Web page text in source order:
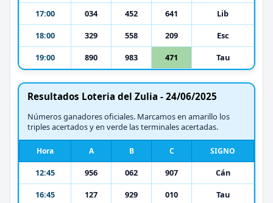
17:00
034 452 641
Lib
18:00
329 558 209
Esc
19:00
890 983 471 Tau
Resultados Loteria del Zulia - 24/06/2025
Números ganadores oficiales. Marcamos en amarillo los
triples acertados y en verde las terminales acertadas.
Hora A B C SIGNO
12:45 956 062 907
Cán
16:45
127 929 010
Tau